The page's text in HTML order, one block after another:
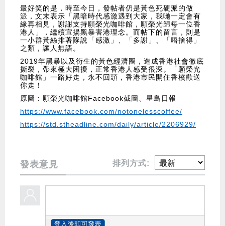
最好笑的是，時至今日，發帖者仍是黃色死硬派的做
派，文末表示「黑暗時代感激遇到大家，我哋一定會有
緣再相見，謝謝支持願榮光咖啡館，願榮光歸每一位香
港人」，繼續宣揚黑暴害港理念。而帖下的留言，則是
一小群黃絲排著隊說「感激」、「多謝」、「唔捨得」
之類，讓人無語。
2019年黑暴以及衍生的黃色經濟圈，造成香港社會徹底
撕裂，帶來極大困擾，正常香港人感受很深。「願榮光
咖啡館」一路好走，永不回頭，香港市民開住香檳歡送
你走！
原圖：願榮光咖啡館Facebook截圖、星島日報
https://www.facebook.com/notonelesscoffee/
https://std.stheadline.com/daily/article/2206929/
發表意見 排列方式: